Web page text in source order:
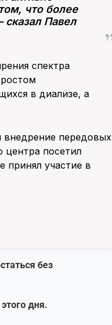
что более
сказал Павел
спектра
в диализе, а
передовых
центра посетил
принял участие в
без
дня.